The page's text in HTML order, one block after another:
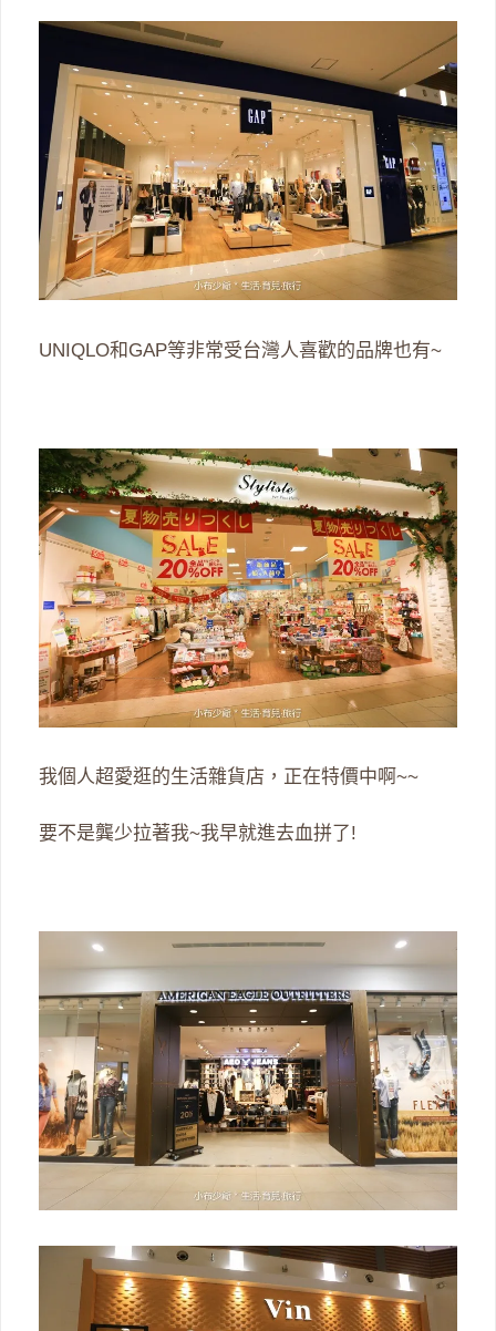
UNIQLO和GAP等非常受台灣人喜歡的品牌也有~
我個人超愛逛的生活雜貨店，正在特價中啊~~
要不是龔少拉著我~我早就進去血拼了!